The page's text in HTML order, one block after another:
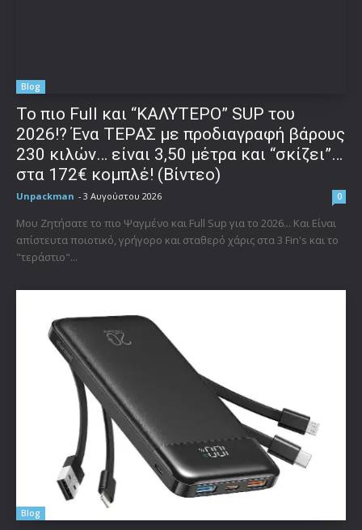
Blog
To πιο Full και “ΚΑΛΥΤΕΡΟ” SUP του
2026!? Ένα ΤΕΡΑΣ με προδιαγραφή βάρους
230 κιλών… είναι 3,50 μέτρα και “σκίζει”…
στα 172€ κομπλέ! (Βίντεο)
Unpackman - 3 Αυγούστου 2026 0
Μου Ζητήσατε το πιο Ψαγμένο και Full Sup για το 2026... Και Είναι
απίστευτα ποιοτικό, γρήγορο και σταθερό χάρις στα 3 Fin's και το
"τεράστιο"...
Blog